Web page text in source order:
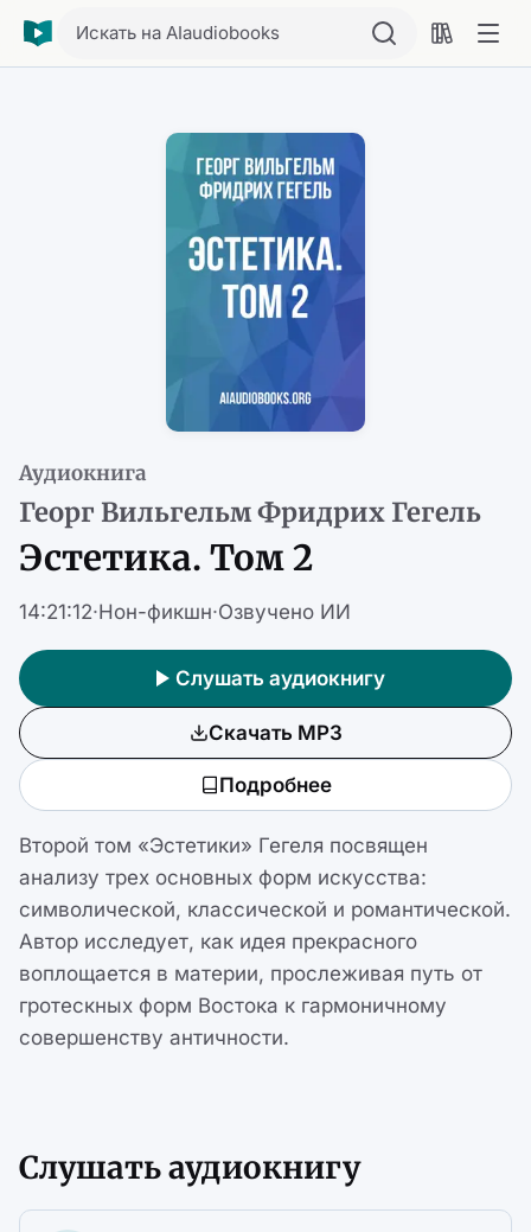
Искать на AIaudiobooks
Аудиокнига
Георг Вильгельм Фридрих Гегель
Эстетика. Том 2
14:21:12·Нон-фикшн·Озвучено ИИ
Слушать аудиокнигу
Скачать MP3
Подробнее
Второй том «Эстетики» Гегеля посвящен
анализу трех основных форм искусства:
символической, классической и романтической.
Автор исследует, как идея прекрасного
воплощается в материи, прослеживая путь от
гротескных форм Востока к гармоничному
совершенству античности.
Слушать аудиокнигу